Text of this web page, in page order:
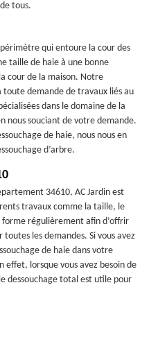
tous.
qui entoure la cour des
taille de haie à une bonne
cour de la maison. Notre
demande de travaux liés au
dans le domaine de la
nous souciant de votre demande.
de haie, nous nous en
d’arbre.
34610, AC Jardin est
travaux comme la taille, le
régulièrement afin d’offrir
les demandes. Si vous avez
de haie dans votre
effet, lorsque vous avez besoin de
dessouchage total est utile pour